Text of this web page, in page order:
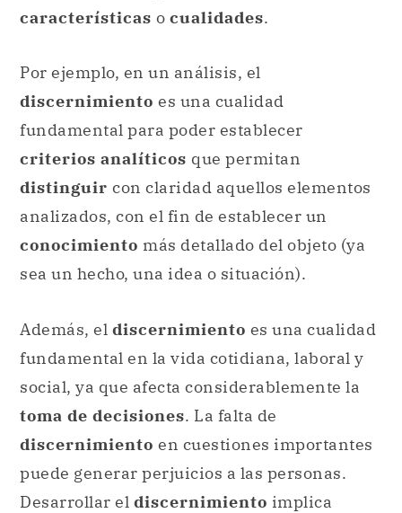
características o cualidades.
Por ejemplo, en un análisis, el
discernimiento es una cualidad
fundamental para poder establecer
criterios analíticos que permitan
distinguir con claridad aquellos elementos
analizados, con el fin de establecer un
conocimiento más detallado del objeto (ya
sea un hecho, una idea o situación).
Además, el discernimiento es una cualidad
fundamental en la vida cotidiana, laboral y
social, ya que afecta considerablemente la
toma de decisiones. La falta de
discernimiento en cuestiones importantes
puede generar perjuicios a las personas.
Desarrollar el discernimiento implica